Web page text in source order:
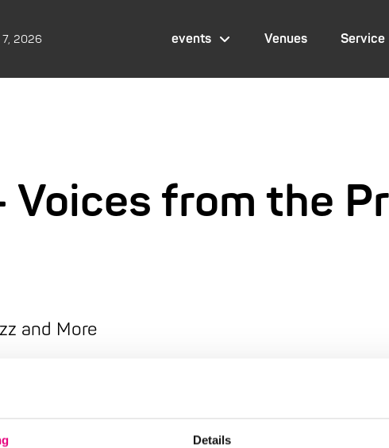
Details
7, 2026 events Venues Service
Voices from the
and More
Advance ticket